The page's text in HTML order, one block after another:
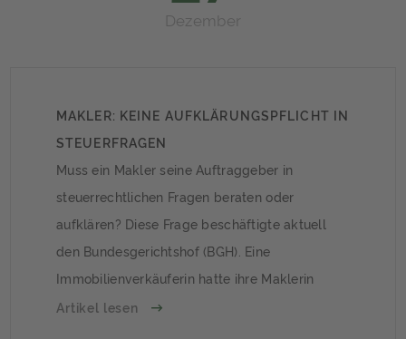
Dezember
MAKLER: KEINE AUFKLÄRUNGSPFLICHT IN
STEUERFRAGEN
Muss ein Makler seine Auftraggeber in
steuerrechtlichen Fragen beraten oder
aufklären? Diese Frage beschäftigte aktuell
den Bundesgerichtshof (BGH). Eine
Immobilienverkäuferin hatte ihre Maklerin
verklagt, da diese sie nicht auf die
Artikel lesen